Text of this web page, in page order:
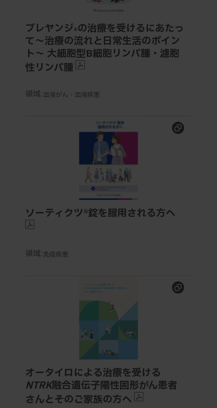
ブレヤンジ®の治療を受けるにあたっ
て〜治療の流れと日常生活のポイン
ト〜 大細胞型B細胞リンパ腫・濾胞
性リンパ腫
領域:血液がん・血液疾患
ソーティクツ®錠を服用される方へ
ソーティクツ®錠を服用される方へ
領域:免疫疾患
オータイロによる治療を受ける 融合遺伝子陽性
オータイロによる治療を受ける
NTRK融合遺伝子陽性固形がん患者
さんとそのご家族の方へ